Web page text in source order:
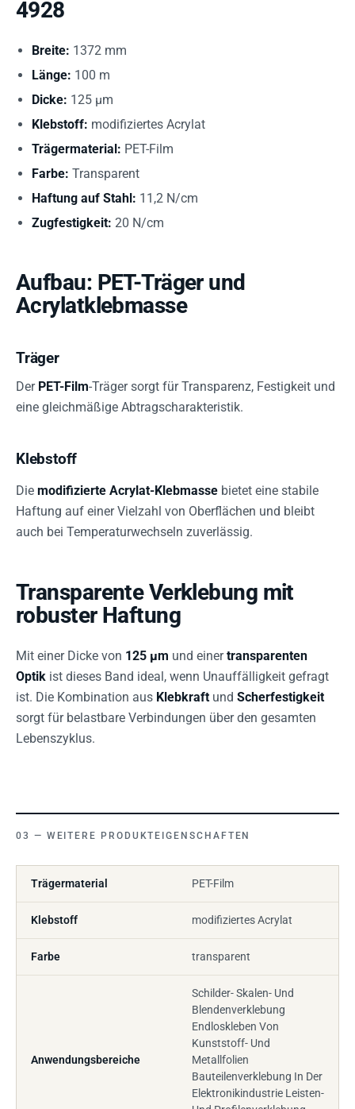
4928
Breite: 1372 mm
Länge: 100 m
Dicke: 125 µm
Klebstoff: modifiziertes Acrylat
Trägermaterial: PET-Film
Farbe: Transparent
Haftung auf Stahl: 11,2 N/cm
Zugfestigkeit: 20 N/cm
Aufbau: PET-Träger und
Acrylatklebmasse
Träger
Der PET-Film-Träger sorgt für Transparenz, Festigkeit und
eine gleichmäßige Abtragscharakteristik.
Klebstoff
Die modifizierte Acrylat-Klebmasse bietet eine stabile
Haftung auf einer Vielzahl von Oberflächen und bleibt
auch bei Temperaturwechseln zuverlässig.
Transparente Verklebung mit
robuster Haftung
Mit einer Dicke von 125 µm und einertransparenten
Optik ist dieses Band ideal, wenn Unauffälligkeit gefragt
ist. Die Kombination aus Klebkraft und Scherfestigkeit
sorgt für belastbare Verbindungen über den gesamten
Lebenszyklus.
WEITERE PRODUKTEIGENSCHAFTEN
Trägermaterial PET-Film
Klebstoff modifiziertes Acrylat
Farbe transparent
Anwendungsbereiche
Schilder- Skalen- Und
Blendenverklebung
Endloskleben Von
Kunststoff- Und
Metallfolien
Bauteilenverklebung In Der
Elektronikindustrie Leisten-